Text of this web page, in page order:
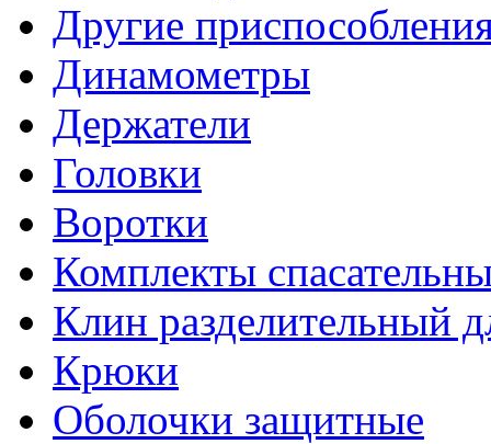
Другие
Динамометры
Держатели
Головки
Воротки
Комплекты
Клин разделительный
Крюки
Оболочки защитные